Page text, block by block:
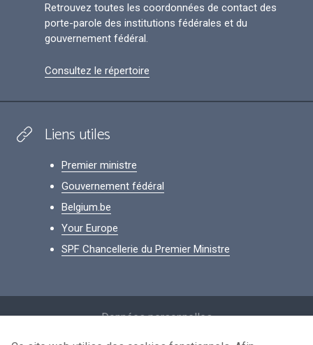
Retrouvez toutes les coordonnées de contact des
porte-parole des institutions fédérales et du
gouvernement fédéral.
Consultez le répertoire
Liens utiles
Premier ministre
Gouvernement fédéral
Belgium.be
Your Europe
SPF Chancellerie du Premier Ministre
Données personnelles